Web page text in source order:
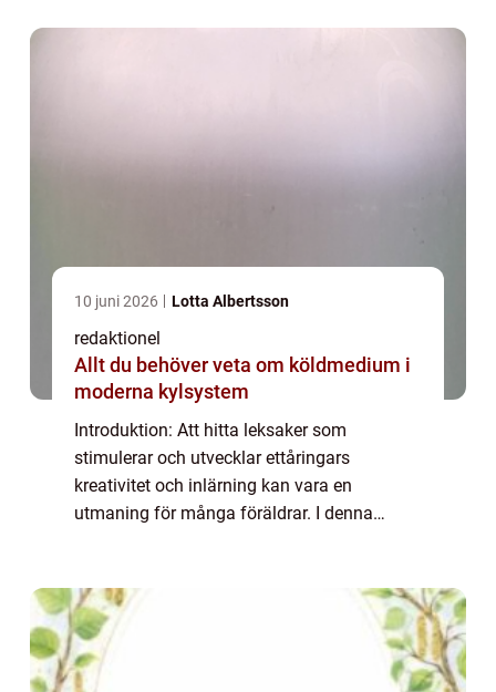
10 juni 2026 Lotta Albertsson
redaktionel
Allt du behöver veta om köldmedium i
moderna kylsystem
Introduktion: Att hitta leksaker som
stimulerar och utvecklar ettåringars
kreativitet och inlärning kan vara en
utmaning för många föräldrar. I denna